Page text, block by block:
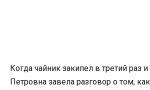
Когда чайник закипел в третий раз
Петровна завела разговор о том,